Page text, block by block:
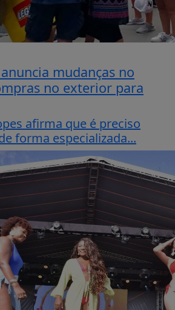
mudanças no
no exterior para
afirma que é preciso
forma especializada...